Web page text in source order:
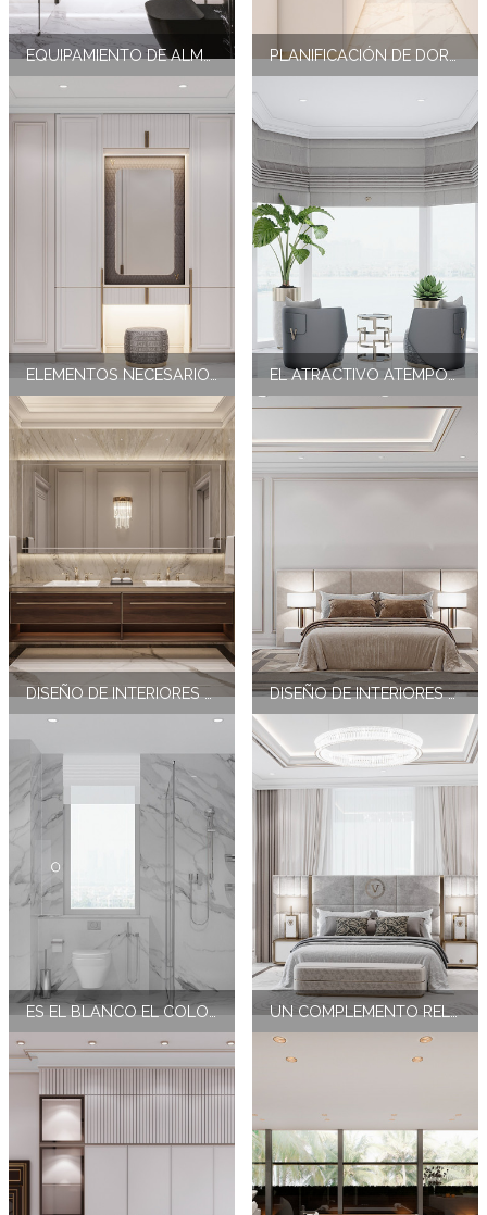
EQUIPAMIENTO DE ALMACENAMIENTO PARA UN DORMITORIO DE LUJO
ELEMENTOS NECESARIOS EN EL INTERIOR DE UN CUARTO DE BAÑO IMPRESIONANTE EL ATRACTIVO ATEMPORAL DE LOS TONOS TIERRA EN EL DISEÑO DE INTERIORES DE DORMITORIOS DE LUJO
DISEÑO DE INTERIORES DE BAÑOS SERENOS Y ACOGEDORES DISEÑO DE INTERIORES DE DORMITORIOS DE LUJO ATEMPORALES
ES EL BLANCO EL COLOR PERFECTO PARA LOS INTERIORES DE COCINA? UN COMPLEMENTO RELAJANTE PARA EL INTERIORISMO DE CASAS DE LUJO